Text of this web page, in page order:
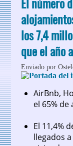
El número
los 7,4
que el año
Enviado por
AirBnb,
el 65%
El 11,4%
llegados